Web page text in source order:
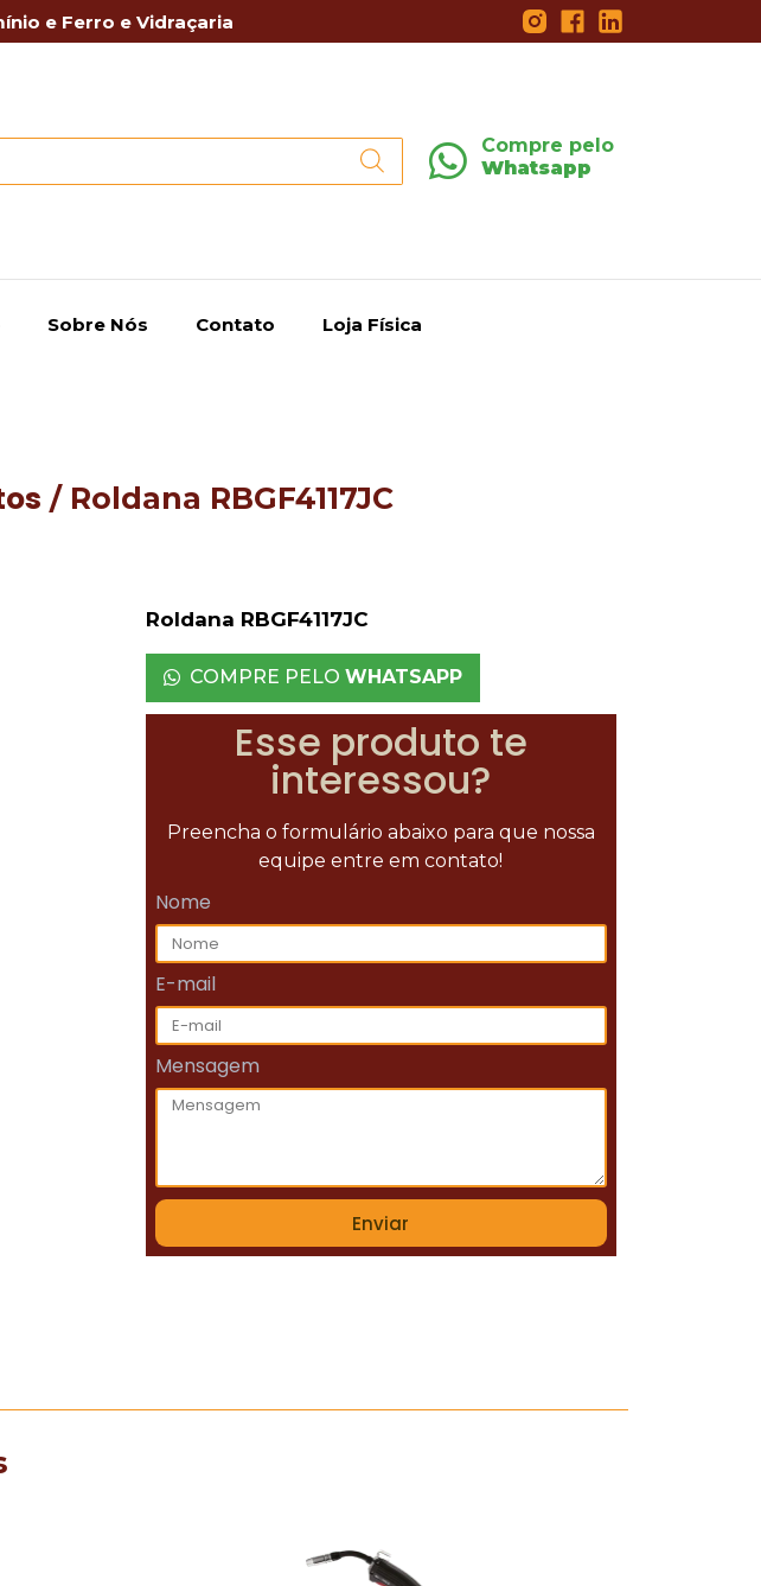
e Ferro e Vidraçaria
Compre pelo
Whatsapp
Sobre Nós Contato Loja Física
/ Roldana RBGF4117JC
Roldana RBGF4117JC
COMPRE PELO WHATSAPP
Esse produto te
interessou?
Preencha o formulário abaixo para que nossa
equipe entre em contato!
Nome
E-mail
Mensagem
Enviar